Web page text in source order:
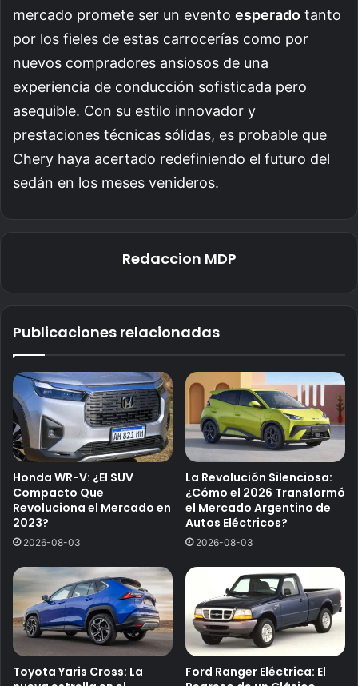
mercado promete ser un evento esperado tanto
por los fieles de estas carrocerías como por
nuevos compradores ansiosos de una
experiencia de conducción sofisticada pero
asequible. Con su estilo innovador y
prestaciones técnicas sólidas, es probable que
Chery haya acertado redefiniendo el futuro del
sedán en los meses venideros.
Redaccion MDP
Publicaciones relacionadas
Honda WR-V: ¿El SUV
Compacto Que
Revoluciona el Mercado en
2023?
2026-08-03
La Revolución Silenciosa:
¿Cómo el 2026 Transformó
el Mercado Argentino de
Autos Eléctricos?
2026-08-03
Toyota Yaris Cross: La
Ford Ranger Eléctrica: El